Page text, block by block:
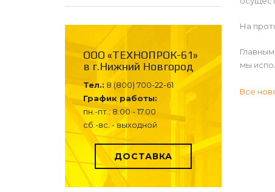
На
мы
Все
ООО «ТЕХНОПРОК-61»
в г.Нижний Новгород
Тел.: 8 (800) 700-22-61
График работы:
пн.-пт.: 8.00 - 17.00
сб.-вс. - выходной
ДОСТАВКА